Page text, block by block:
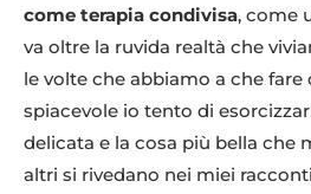
come terapia condivisa, come
va oltre la ruvida realtà che
le volte che abbiamo a che
spiacevole io tento di
delicata e la cosa più bella che
altri si rivedano nei miei